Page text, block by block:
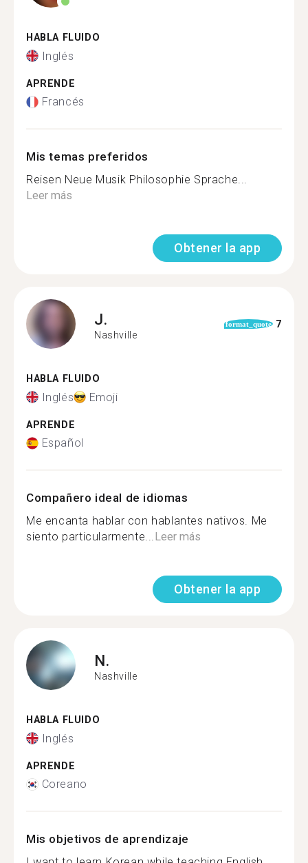
HABLA FLUIDO
Inglés
APRENDE
Francés
Mis temas preferidos
Reisen Neue Musik Philosophie Sprache...
Leer más
Obtener la app
J.
Nashville
format_quote 7
HABLA FLUIDO
Inglés Emoji
APRENDE
Español
Compañero ideal de idiomas
Me encanta hablar con hablantes nativos. Me
siento particularmente...Leer más
Obtener la app
N.
Nashville
HABLA FLUIDO
Inglés
APRENDE
Coreano
Mis objetivos de aprendizaje